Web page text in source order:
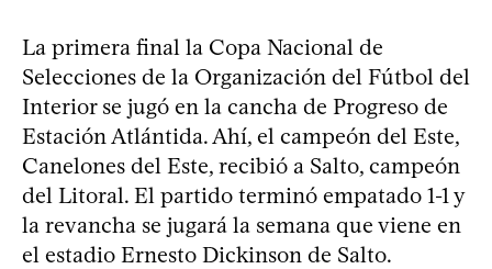
La primera final la Copa Nacional de
Selecciones de la Organización del Fútbol del
Interior se jugó en la cancha de Progreso de
Estación Atlántida. Ahí, el campeón del Este,
Canelones del Este, recibió a Salto, campeón
del Litoral. El partido terminó empatado 1-1 y
la revancha se jugará la semana que viene en
el estadio Ernesto Dickinson de Salto.